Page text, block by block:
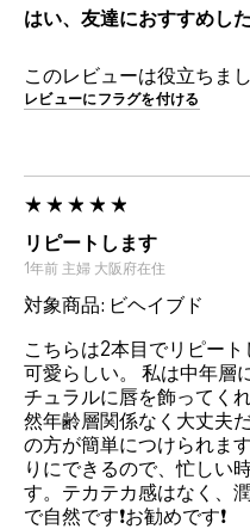
はい、友達におすすめし
このレビューは役立ちま
レビューにフラグを付ける
リピートします
1年前 主婦 大阪府在住
対象商品: ビヘイブド
こちらは2本目でリピー
可愛らしい。 私は中年層
チュラルに唇を飾ってく
然年齢層関係なく大丈夫
の方が簡単につけられま
りにできるので、忙しい
す。テカテカ感はなく、
で自然です❗️お勧めです❗️